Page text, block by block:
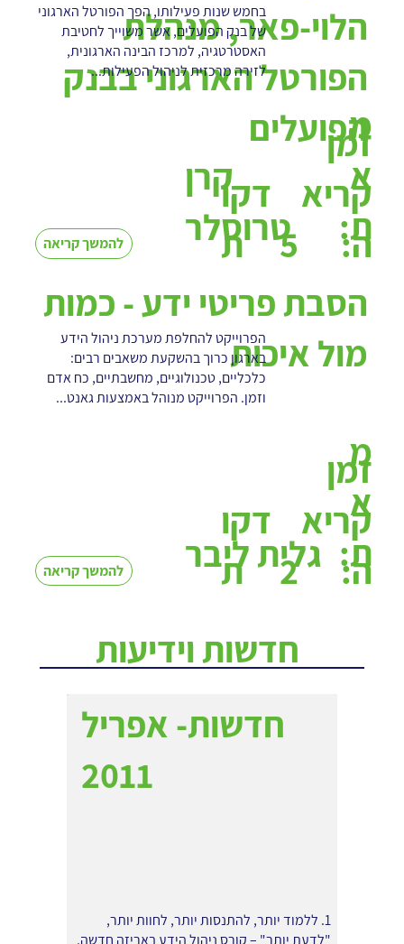
הלוי-פאר, מנהלת
הפורטל הארגוני בבנק
הפועלים
בחמש שנות פעילותו, הפך הפורטל הארגוני
של בנק הפועלים, אשר משוייך לחטיבת
האסטרטגיה, למרכז הבינה הארגונית,
לזירה מרכזית לניהול הפעילות...
קרן
טרוסלר
מ
א
ת:
להמשך קריאה
דקו
ת
זמן
קריא
ה:
5
הסבת פריטי ידע - כמות
מול איכותהפרוייקט להחלפת מערכת ניהול הידע
בארגון כרוך בהשקעת משאבים רבים:
כלכליים, טכנולוגיים, מחשבתיים, כח אדם
וזמן. הפרוייקט מנוהל באמצעות גאנט...
גלית ליבר
מ
א
ת:
להמשך קריאה
דקו
ת
זמן
קריא
ה:
2
חדשות וידיעות
חדשות- אפריל
2011
1. ללמוד יותר, להתנסות יותר, לחוות יותר,
"לדעת יותר" – קורס ניהול הידע באריזה חדשה.